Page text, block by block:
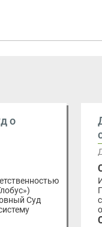
о
Суд